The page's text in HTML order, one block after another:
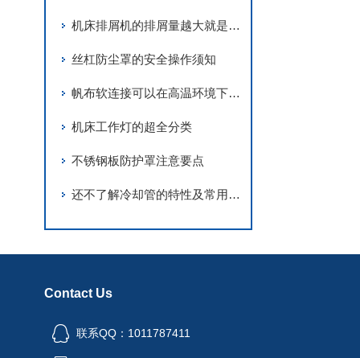
机床排屑机的排屑量越大就是越好吗？
丝杠防尘罩的安全操作须知
帆布软连接可以在高温环境下正常使用
机床工作灯的超全分类
不锈钢板防护罩注意要点
还不了解冷却管的特性及常用型号？那就来看看这个吧
Contact Us
联系QQ：1011787411